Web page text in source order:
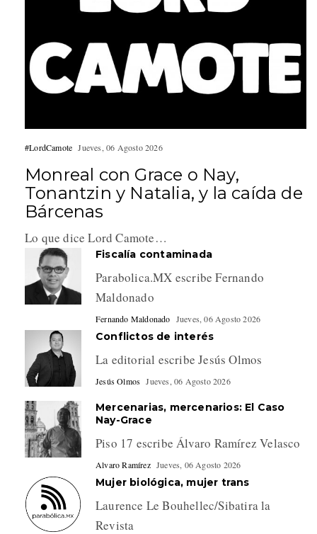
#LordCamote Jueves, 06 Agosto 2026
Monreal con Grace o Nay,
Tonantzin y Natalia, y la caída de
Bárcenas
Lo que dice Lord Camote…
Fiscalía contaminada
Parabolica.MX escribe Fernando
Maldonado
Fernando Maldonado Jueves, 06 Agosto 2026
Conflictos de interés
La editorial escribe Jesús Olmos
Jesús Olmos Jueves, 06 Agosto 2026
Mercenarias, mercenarios: El Caso
Nay-Grace
Piso 17 escribe Álvaro Ramírez Velasco
Alvaro Ramírez Jueves, 06 Agosto 2026
Mujer biológica, mujer trans
Laurence Le Bouhellec/Sibatira la
Revista